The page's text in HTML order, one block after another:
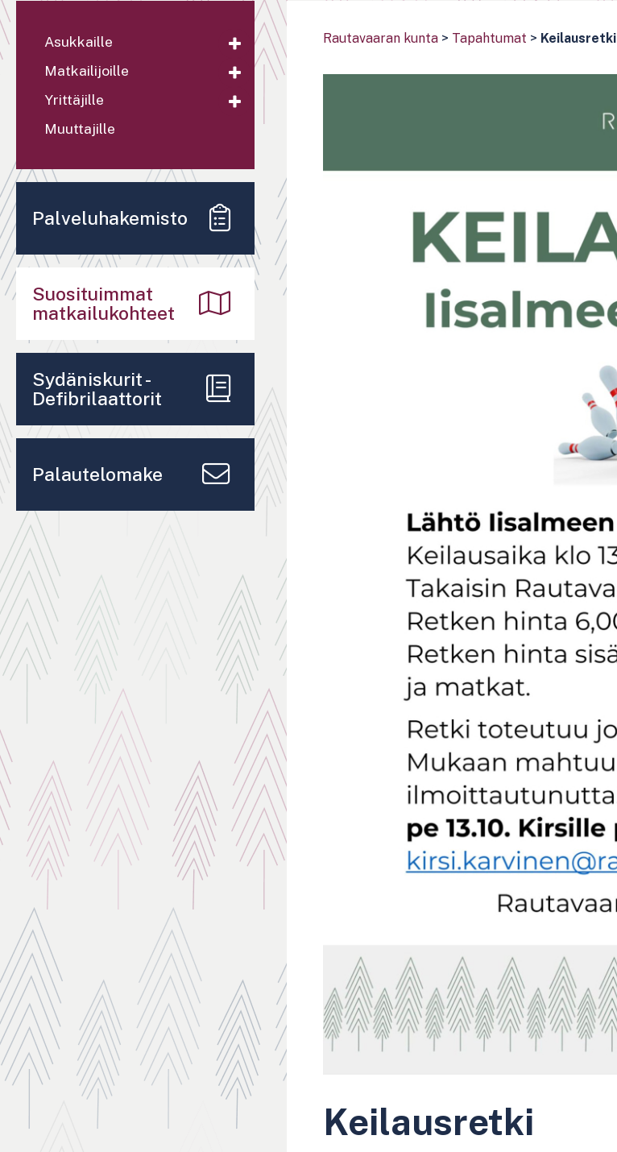
Rautavaaran kunta > Tapahtumat > Keilausretki
Keilausretki
Asukkaille
Matkailijoille
Yrittäjille
Muuttajille
Palveluhakemisto
Suosituimmat
matkailukohteet
Sydäniskurit -
Defibrilaattorit
Palautelomake